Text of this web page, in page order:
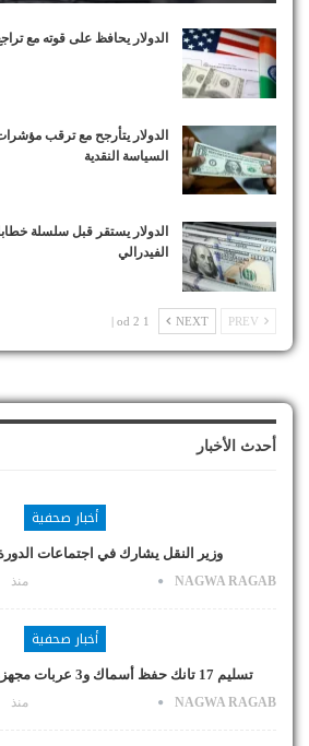
الدولار يحافظ على قوته مع
الدولار يتأرجح مع ترقب
السياسة النقدية
الدولار يستقر قبل سلسلة
الفيدرالي
NEXT
1 od 2 |
أحدث الأخبار
أخبار صحفية
وزير النقل يشارك في اجتماعات
NAGWA RAGAB منذ
أخبار صحفية
تسليم 17 تانك حفظ أسماك و3 عربات مجهزة ببلطيم والشهابية…
NAGWA RAGAB منذ